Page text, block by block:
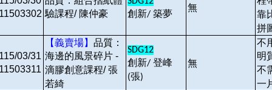
驗課程/ 陳仲豪
創新/ 築夢
無
靠
拼
03/31
【義賣場】 品質：
海邊的風景碎片 -
滴膠創意課程/ 張
若綺
SDG12
創新/ 登峰
(張)
無
不
明
不
一